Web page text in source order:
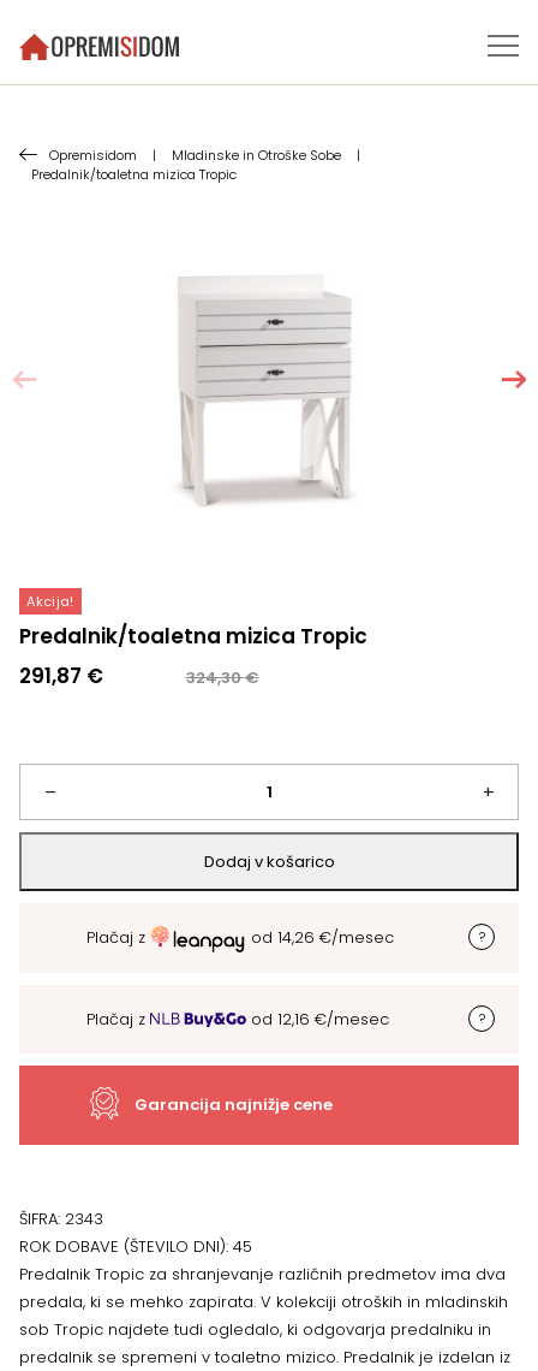
Opremisidom | Mladinske in Otroške Sobe
|
Predalnik/toaletna mizica Tropic
Akcija!
Predalnik/toaletna mizica Tropic
324,30€
Izvirna
bila:
324,30 €.
291,87 €
Trenutna
291,87 €.
–
Predalnik/toaletna
mizica
Tropic
+
Dodaj v košarico
Plačaj z od 14,26 €/mesec
Plačaj z od 12,16 €/mesec
Garancija najnižje cene
ŠIFRA: 2343
ROK DOBAVE (ŠTEVILO DNI): 45
Predalnik Tropic za shranjevanje različnih predmetov ima dva
predala, ki se mehko zapirata. V kolekciji otroških in mladinskih
sob Tropic najdete tudi ogledalo, ki odgovarja predalniku in
predalnik se spremeni v toaletno mizico. Predalnik je izdelan iz